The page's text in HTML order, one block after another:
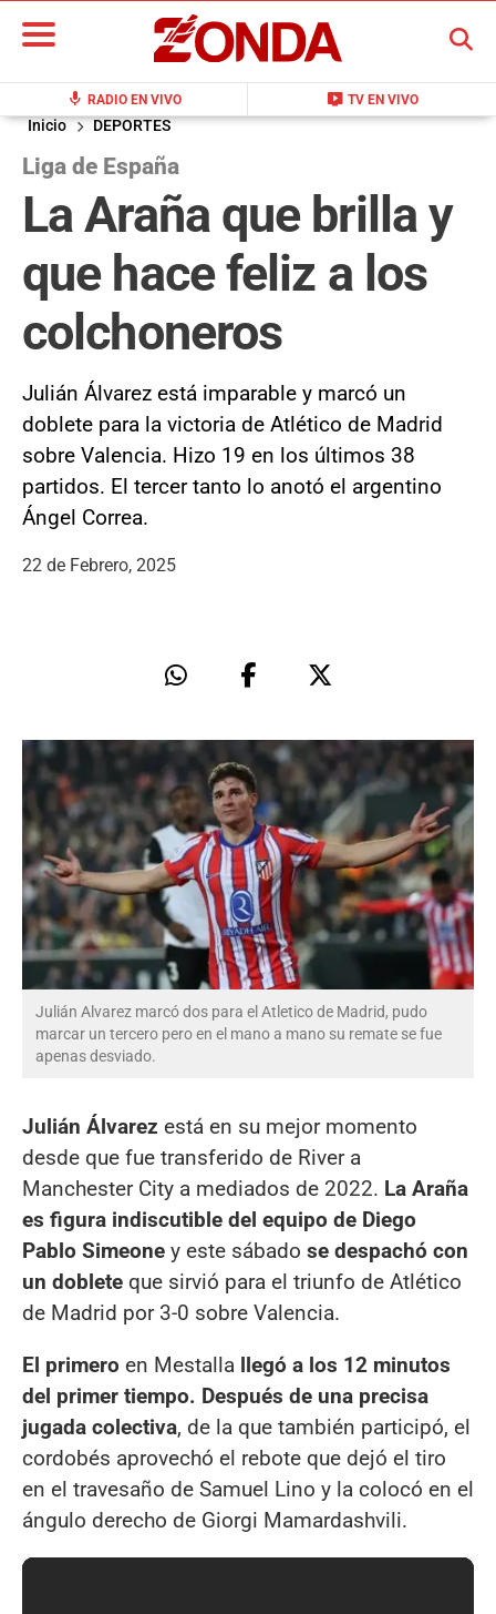
mic RADIO EN VIVO live_tv TV EN VIVO
BUSCAR
Inicio DEPORTES
Liga de España
La Araña que brilla y
que hace feliz a los
colchoneros
Julián Álvarez está imparable y marcó un
doblete para la victoria de Atlético de Madrid
sobre Valencia. Hizo 19 en los últimos 38
partidos. El tercer tanto lo anotó el argentino
Ángel Correa.
22 de Febrero, 2025
Julián Alvarez marcó dos para el Atletico de Madrid, pudo
marcar un tercero pero en el mano a mano su remate se fue
apenas desviado.
Julián Álvarez está en su mejor momento
desde que fue transferido de River a
Manchester City a mediados de 2022. La Araña
es figura indiscutible del equipo de Diego
Pablo Simeone y este sábado se despachó con
un doblete que sirvió para el triunfo de Atlético
de Madrid por 3-0 sobre Valencia.
El primero en Mestalla llegó a los 12 minutos
del primer tiempo. Después de una precisa
jugada colectiva, de la que también participó, el
cordobés aprovechó el rebote que dejó el tiro
en el travesaño de Samuel Lino y la colocó en el
ángulo derecho de Giorgi Mamardashvili.